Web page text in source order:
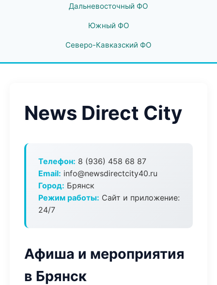
Дальневосточный ФО
Южный ФО
Северо-Кавказский ФО
News Direct City
Телефон: 8 (936) 458 68 87
Email: info@newsdirectcity40.ru
Город: Брянск
Режим работы: Сайт и приложение:
24/7
Афиша и мероприятия
в Брянск